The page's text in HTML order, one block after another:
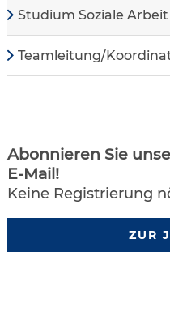
Studium Soziale Arbeit
Teamleitung/
Abonnieren Sie
E-Mail!
Keine Registrierung
ZUR